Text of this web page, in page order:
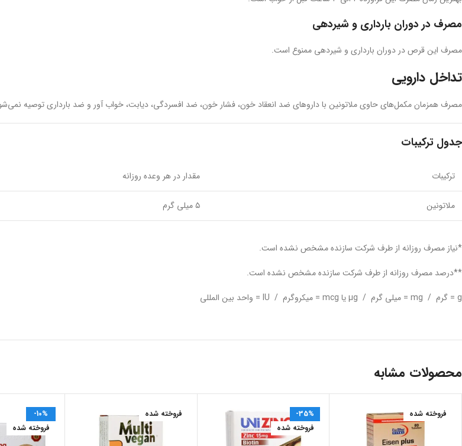
مصرف در دوران بارداری و شیردهی
مصرف این قرص در دوران بارداری و شیردهی ممنوع است.
تداخل دارویی
مصرف همزمان مکمل‌های حاوی ملاتونین با داروهای ضد انعقاد خون، فشار خون، ضد افسردگی، دیابت، خواب آور و ضد بارداری توصیه
جدول ترکیبات
ترکیبات مقدار در هر وعده روزانه
ملاتونین ۵ میلی گرم
*نیاز مصرف روزانه از طرف شرکت سازنده مشخص نشده است.
**درصد مصرف روزانه از طرف شرکت سازنده مشخص نشده است.
g = گرم / mg = میلی گرم / µg یا mcg = میکروگرم / IU = واحد بین المللی
محصولات مشابه
فروخته شده
-35%
فروخته شده
فروخته شده
-10%
فروخته شده